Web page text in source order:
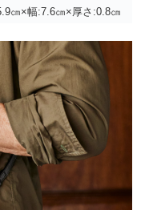
㎝×幅:7.6㎝×厚さ:0.8㎝